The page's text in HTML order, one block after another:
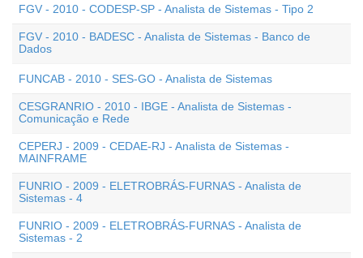
FGV - 2010 - CODESP-SP - Analista de Sistemas - Tipo 2
FGV - 2010 - BADESC - Analista de Sistemas - Banco de
Dados
FUNCAB - 2010 - SES-GO - Analista de Sistemas
CESGRANRIO - 2010 - IBGE - Analista de Sistemas -
Comunicação e Rede
CEPERJ - 2009 - CEDAE-RJ - Analista de Sistemas -
MAINFRAME
FUNRIO - 2009 - ELETROBRÁS-FURNAS - Analista de
Sistemas - 4
FUNRIO - 2009 - ELETROBRÁS-FURNAS - Analista de
Sistemas - 2